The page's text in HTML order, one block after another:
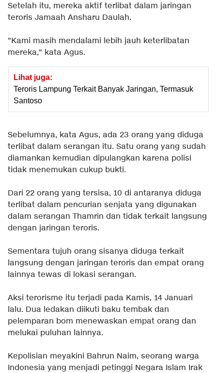
Setelah itu, mereka aktif terlibat dalam jaringan
teroris Jamaah Ansharu Daulah.
"Kami masih mendalami lebih jauh keterlibatan
mereka," kata Agus.
Lihat juga:
Teroris Lampung Terkait Banyak Jaringan, Termasuk
Santoso
Sebelumnya, kata Agus, ada 23 orang yang diduga
terlibat dalam serangan itu. Satu orang yang sudah
diamankan kemudian dipulangkan karena polisi
tidak menemukan cukup bukti.
Dari 22 orang yang tersisa, 10 di antaranya diduga
terlibat dalam pencurian senjata yang digunakan
dalam serangan Thamrin dan tidak terkait langsung
dengan jaringan teroris.
Sementara tujuh orang sisanya diduga terkait
langsung dengan jaringan teroris dan empat orang
lainnya tewas di lokasi serangan.
Aksi terorisme itu terjadi pada Kamis, 14 Januari
lalu. Dua ledakan diikuti baku tembak dan
pelemparan bom menewaskan empat orang dan
melukai puluhan lainnya.
Kepolisian meyakini Bahrun Naim, seorang warga
Indonesia yang menjadi petinggi Negara Islam Irak